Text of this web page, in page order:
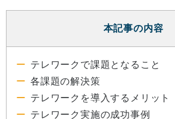
本記事の内容
テレワークで課題となること
各課題の解決策
テレワークを導入するメリット
テレワーク実施の成功事例